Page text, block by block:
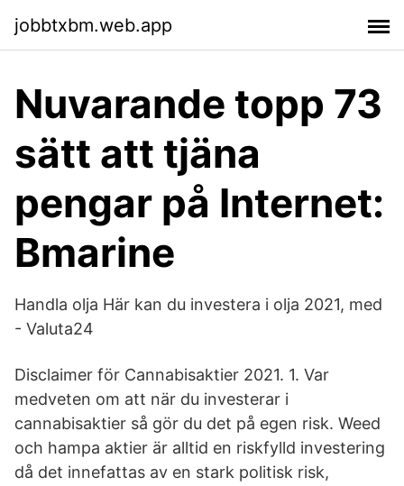
jobbtxbm.web.app
Nuvarande topp 73
sätt att tjäna
pengar på Internet:
Bmarine
Handla olja Här kan du investera i olja 2021, med
- Valuta24
Disclaimer för Cannabisaktier 2021. 1. Var
medveten om att när du investerar i
cannabisaktier så gör du det på egen risk. Weed
och hampa aktier är alltid en riskfylld investering
då det innefattas av en stark politisk risk,